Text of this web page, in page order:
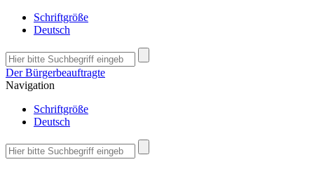
Schriftgröße
Deutsch
Der Bürgerbeauftragte
Navigation
Schriftgröße
Deutsch